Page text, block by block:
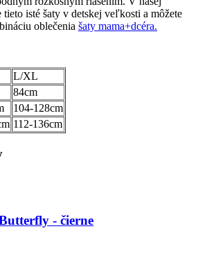
tieto isté šaty v detskej veľkosti a môžete
oblečenia šaty mama+dcéra.
L/XL
84cm
104-128cm
112-136cm
- čierne